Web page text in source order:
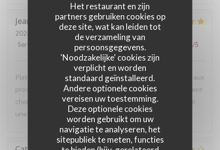
Het restaurant en zijn
partners gebruiken cookies op
deze site, wat kan leiden tot
de verzameling van
persoonsgegevens.
'Noodzakelijke' cookies zijn
verplicht en worden
standaard geïnstalleerd.
Andere optionele cookies
vereisen uw toestemming.
Deze optionele cookies
worden gebruikt om uw
navigatie te analyseren, het
sitepubliek te meten, functies
Jean PierreV
2026-07-26
- 19:00 - Gasten 2
Service
Atmosfeer: 5 /5 Keuken: 5/5 Kwaliteit / Prijs /5
Plats de montagnes et plus classiques faisant la part belle aux
produits locaux et parfaitement cuisinés Vins judicieusement
choisis Personnel chaleureux et attentif Nous avons passé
une excellente soirée et nous reviendrons avec des amis !